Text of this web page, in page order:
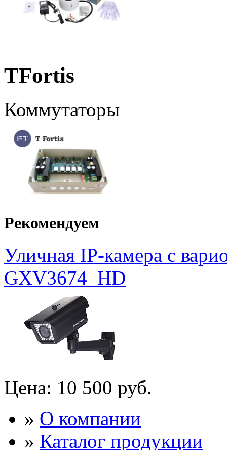
TFortis
Коммутаторы
Рекомендуем
Уличная IP-камера с
GXV3674_HD
Цена: 10 500 руб.
» О компании
» Каталог продукции